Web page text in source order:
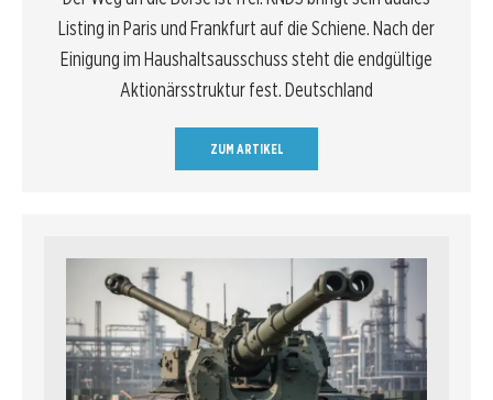
Listing in Paris und Frankfurt auf die Schiene. Nach der
Einigung im Haushaltsausschuss steht die endgültige
Aktionärsstruktur fest. Deutschland
ZUM ARTIKEL